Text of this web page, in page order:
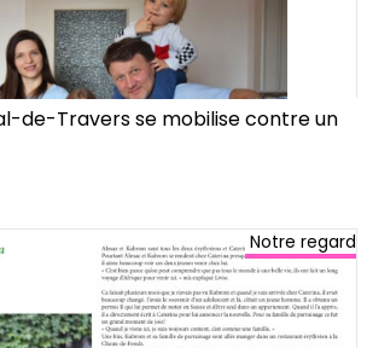
de-Travers se mobilise contre un
Notre regard